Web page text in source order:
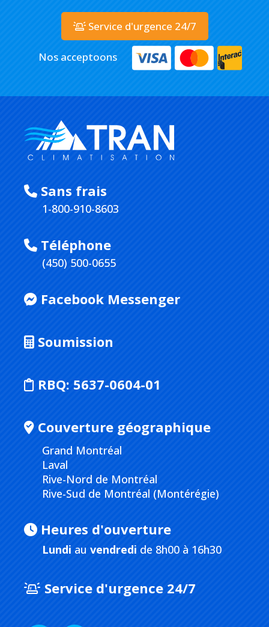
Sans frais
1-800-910-8603
Téléphone
(450) 500-0655
Facebook Messenger
Soumission
RBQ: 5637-0604-01
Couverture géographique
Grand Montréal
Laval
Rive-Nord de Montréal
Rive-Sud de Montréal (Montérégie)
Heures d'ouverture
Lundi au vendredi de 8h00 à 16h30
Service d'urgence 24/7
Service d'urgence 24/7
Nos acceptoons